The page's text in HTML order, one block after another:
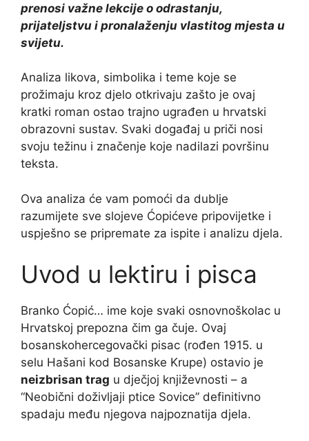
prenosi važne lekcije o odrastanju,
prijateljstvu i pronalaženju vlastitog mjesta u
svijetu.
Analiza likova, simbolika i teme koje se
prožimaju kroz djelo otkrivaju zašto je ovaj
kratki roman ostao trajno ugrađen u hrvatski
obrazovni sustav. Svaki događaj u priči nosi
svoju težinu i značenje koje nadilazi površinu
teksta.
Ova analiza će vam pomoći da dublje
razumijete sve slojeve Ćopićeve pripovijetke i
uspješno se pripremate za ispite i analizu djela.
Uvod u lektiru i pisca
Branko Ćopić… ime koje svaki osnovnoškolac u
Hrvatskoj prepozna čim ga čuje. Ovaj
bosanskohercegovački pisac (rođen 1915. u
selu Hašani kod Bosanske Krupe) ostavio je
neizbrisan trag u dječjoj književnosti – a
“Neobični doživljaji ptice Sovice” definitivno
spadaju među njegova najpoznatija djela.